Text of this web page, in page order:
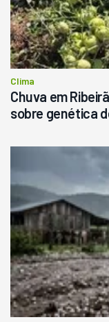
Clima
Chuva em
sobre genética